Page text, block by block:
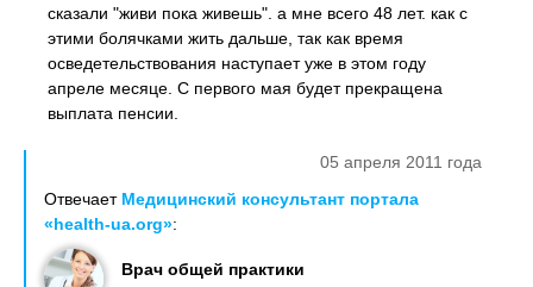
сказали "живи пока живешь". а мне всего 48 лет. как с
этими болячками жить дальше, так как время
осведетельствования наступает уже в этом году
апреле месяце. С первого мая будет прекращена
выплата пенсии.
05 апреля 2011 года
Отвечает Медицинский консультант портала
«health-ua.org»:
Врач общей практики